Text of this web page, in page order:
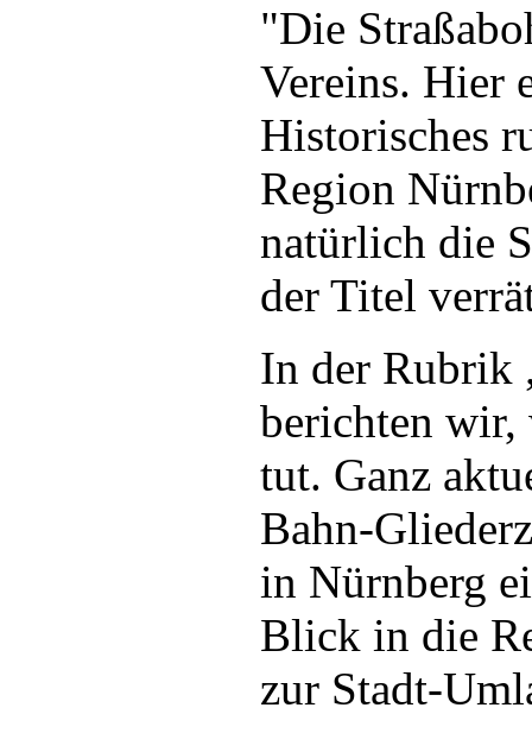
"Die
Vereins. Hier
Historisches
Region
natürlich die
der Titel
In der Rubrik
berichten wir,
tut. Ganz
Bahn-
in Nürnberg
Blick in die
zur Stadt-